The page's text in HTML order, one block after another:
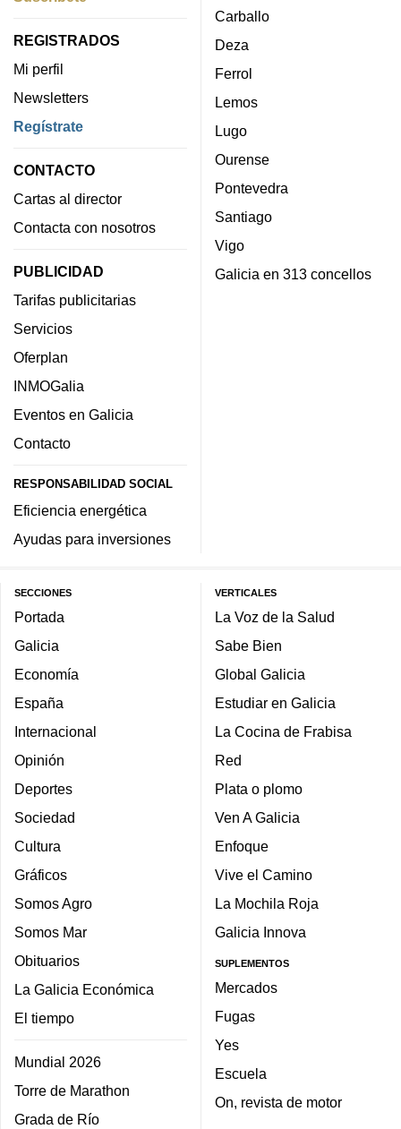
REGISTRADOS
Mi perfil
Newsletters
Regístrate
CONTACTO
Cartas al director
Contacta con nosotros
PUBLICIDAD
Tarifas publicitarias
Servicios
Oferplan
INMOGalia
Eventos en Galicia
Contacto
RESPONSABILIDAD SOCIAL
Eficiencia energética
Ayudas para inversiones
Carballo
Deza
Ferrol
Lemos
Lugo
Ourense
Pontevedra
Santiago
Vigo
Galicia en 313 concellos
SECCIONES
Portada
Galicia
Economía
España
Internacional
Opinión
Deportes
Sociedad
Cultura
Gráficos
Somos Agro
Somos Mar
Obituarios
La Galicia Económica
El tiempo
Mundial 2026
Torre de Marathon
Grada de Río
VERTICALES
La Voz de la Salud
Sabe Bien
Global Galicia
Estudiar en Galicia
La Cocina de Frabisa
Red
Plata o plomo
Ven A Galicia
Enfoque
Vive el Camino
La Mochila Roja
Galicia Innova
SUPLEMENTOS
Mercados
Fugas
Yes
Escuela
On, revista de motor